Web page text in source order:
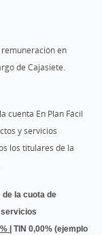
en
de Cajasiete.
cuenta En Plan Fácil
y servicios
los titulares de la
la cuota de
| TIN 0,00% (ejemplo